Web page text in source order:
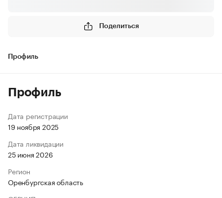
Поделиться
Профиль
Профиль
Дата регистрации
19 ноября 2025
Дата ликвидации
25 июня 2026
Регион
Оренбургская область